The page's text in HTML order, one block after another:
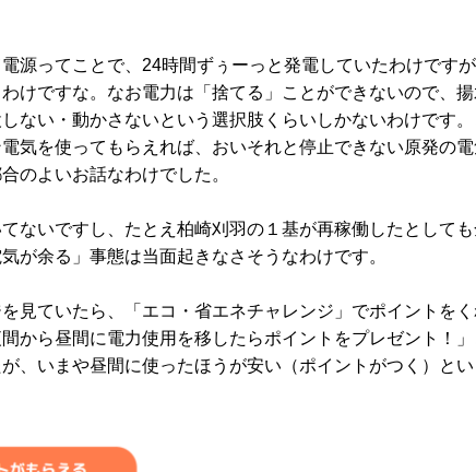
源ってことで、24時間ずぅーっと発電していたわけです
けですな。なお電力は「捨てる」ことができないので、
ない・動かさないという選択肢くらいしかないわけです。
気を使ってもらえれば、おいそれと停止できない原発の
のよいお話なわけでした。
ないですし、たとえ柏崎刈羽の１基が再稼働したとして
が余る」事態は当面起きなさそうなわけです。
見ていたら、「エコ・省エネチャレンジ」でポイントを
から昼間に電力使用を移したらポイントをプレゼント！」
、いまや昼間に使ったほうが安い（ポイントがつく）と